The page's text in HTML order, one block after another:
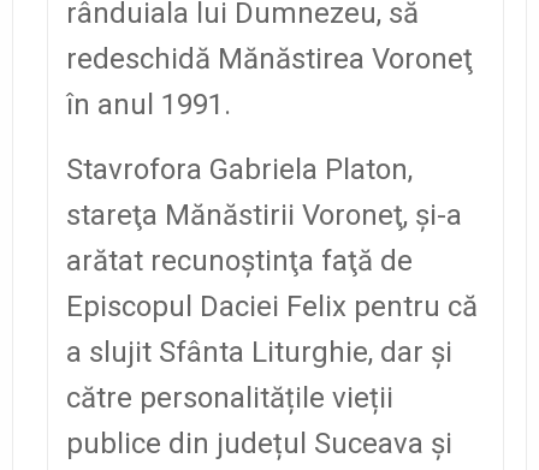
rânduiala lui Dumnezeu, să
redeschidă Mănăstirea Voroneţ
în anul 1991.
Stavrofora Gabriela Platon,
stareţa Mănăstirii Voroneţ, şi-a
arătat recunoştinţa faţă de
Episcopul Daciei Felix pentru că
a slujit Sfânta Liturghie, dar și
către personalitățile vieții
publice din județul Suceava și